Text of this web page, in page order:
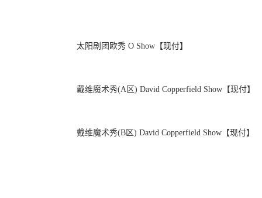
太阳剧团欧秀 O Show【现付】
戴维魔术秀(A区) David Copperfield Show【现付】
戴维魔术秀(B区) David Copperfield Show【现付】